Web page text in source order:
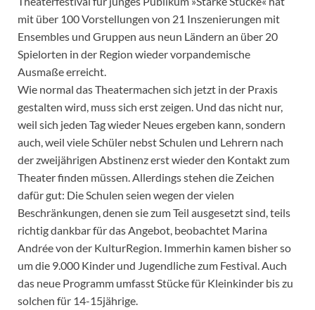
mit über 100 Vorstellungen von 21 Inszenierungen mit
Ensembles und Gruppen aus neun Ländern an über 20
Spielorten in der Region wieder vorpandemische
Ausmaße erreicht.
Wie normal das Theatermachen sich jetzt in der Praxis
gestalten wird, muss sich erst zeigen. Und das nicht nur,
weil sich jeden Tag wieder Neues ergeben kann, sondern
auch, weil viele Schüler nebst Schulen und Lehrern nach
der zweijährigen Abstinenz erst wieder den Kontakt zum
Theater finden müssen. Allerdings stehen die Zeichen
dafür gut: Die Schulen seien wegen der vielen
Beschränkungen, denen sie zum Teil ausgesetzt sind, teils
richtig dankbar für das Angebot, beobachtet Marina
Andrée von der KulturRegion. Immerhin kamen bisher so
um die 9.000 Kinder und Jugendliche zum Festival. Auch
das neue Programm umfasst Stücke für Kleinkinder bis zu
solchen für 14-15jährige.